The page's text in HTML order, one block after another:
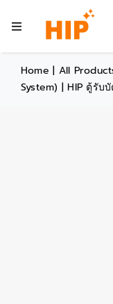
Toggle
Home
Home | All
System) |HIP ตู้รับ